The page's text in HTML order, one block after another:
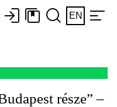
EN
része” –